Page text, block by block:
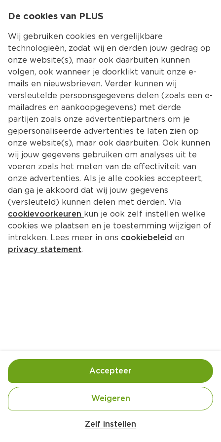
Kies jouw
Terug Producten
BIO+ Tuinerwten
Per Zak 450 g  (per kilo €3.53)
Handige informatie over dit product
De cookies van PLUS
Wij gebruiken cookies en vergelijkbare
technologieën, zodat wij en derden jouw gedrag op
onze website(s), maar ook daarbuiten kunnen
volgen, ook wanneer je doorklikt vanuit onze e-
mails en nieuwsbrieven. Verder kunnen wij
versleutelde persoonsgegevens delen (zoals een e-
mailadres en aankoopgegevens) met derde
partijen zoals onze advertentiepartners om je
gepersonaliseerde advertenties te laten zien op
onze website(s), maar ook daarbuiten. Ook kunnen
wij jouw gegevens gebruiken om analyses uit te
voeren zoals het meten van de effectiviteit van
onze advertenties. Als je alle cookies accepteert,
dan ga je akkoord dat wij jouw gegevens
(versleuteld) kunnen delen met derden. Via
cookievoorkeuren kun je ook zelf instellen welke
cookies we plaatsen en je toestemming wijzigen of
intrekken. Lees meer in ons cookiebeleid en
privacy statement.
Zelf instellen
Weigeren
Accepteer